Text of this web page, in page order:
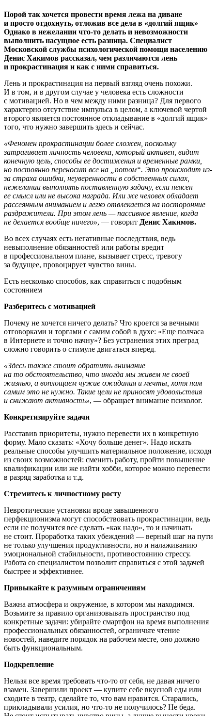
Порой так хочется провести время лежа на диване
и просто отдохнуть, отложив все дела в «долгий ящик»
Однако в нежелании что-то делать и невозможности
выполнить насущное есть разница. Специалист
Московской службы психологической помощи населению
Денис Хакимов рассказал, чем различаются лень
и прокрастинация и как с ними справиться.
Лень и прокрастинация на первый взгляд очень похожи.
И в том, и в другом случае у человека есть сложности
с мотивацией. Но в чем между ними разница? Для первого
характерно отсутствие импульса в целом, а ключевой чертой
второго является постоянное откладывание в «долгий ящик»
того, что нужно завершить здесь и сейчас.
«Феномен прокрастинации более сложен, поскольку
затрагивает личность человека, который активен, видит
конечную цель, способы ее достижения и временные рамки,
но постоянно переносит все на „потом“. Это происходит из-
за страха ошибки, неуверенности в собственных силах,
нежелании выполнять поставленную задачу, если неясен
ее смысл или не высока награда. Или же человек обладает
рассеянным вниманием и легко отвлекается на посторонние
раздражители. При этом лень — пассивное явление, когда
не делается вообще ничего», — говорит Денис Хакимов.
Во всех случаях есть негативные последствия, ведь
невыполнение обязанностей или работы вредит
в профессиональном плане, вызывает стресс, тревогу
за будущее, провоцирует чувство вины.
Есть несколько способов, как справиться с подобным
состоянием
Разберитесь с мотивацией
Почему не хочется ничего делать? Что кроется за вечными
отговорками и торгами с самим собой в духе: «Еще полчаса
в Интернете и точно начну»? Без устранения этих преград
сложно говорить о стимуле двигаться вперед.
«Здесь также стоит обратить внимание
на то обстоятельство, что иногда мы живем не своей
жизнью, а воплощаем чужие ожидания и мечты, хотя нам
самим это не нужно. Такие цели не приносят удовольствия
и снижают активность», — обращает внимание психолог.
Конкретизируйте задачи
Расставив приоритеты, нужно перевести их в конкретную
форму. Мало сказать: «Хочу больше денег». Надо искать
реальные способы улучшить материальное положение, исходя
из своих возможностей: сменить работу, пройти повышение
квалификации или же найти хобби, которое можно перевести
в разряд заработка и т.д.
Стремитесь к личностному росту
Невротические установки вроде завышенного
перфекционизма могут способствовать прокрастинации, ведь
если не получится все сделать «как надо», то и начинать
не стоит. Проработка таких убеждений — верный шаг на пути
не только улучшения продуктивности, но и налаживанию
эмоциональной стабильности, противостоянию стрессу.
Работа со специалистом позволит справиться с этой задачей
быстрее и эффективнее.
Привыкайте к разумным ограничениям
Важна атмосфера и окружение, в котором мы находимся.
Возьмите за правило организовывать пространство под
конкретные задачи: убирайте смартфон на время выполнения
профессиональных обязанностей, ограничьте чтение
новостей, наведите порядок на рабочем месте, оно должно
быть функциональным.
Подкрепление
Нельзя все время требовать что-то от себя, не давая ничего
взамен. Завершили проект — купите себе вкусной еды или
сходите в театр, сделайте то, что вам нравится. Старались,
прикладывали усилия, но что-то не получилось? Не беда.